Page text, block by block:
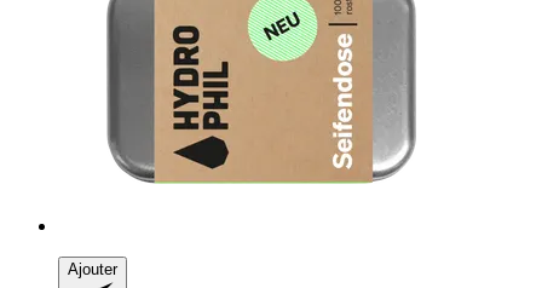
Ajouter